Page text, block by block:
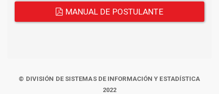
MANUAL DE POSTULANTE
© DIVISIÓN DE SISTEMAS DE INFORMACIÓN Y ESTADÍSTICA
2022